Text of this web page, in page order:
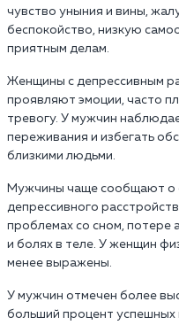
чувство уныния и вины,
беспокойство, низкую
приятным делам.
Женщины с депрессивным
проявляют эмоции, часто
тревогу. У мужчин
переживания и избегать
близкими людьми.
Мужчины чаще сообщают о
депрессивного
проблемах со сном, потере
и болях в теле. У женщин
менее выражены.
У мужчин отмечен более
больший процент